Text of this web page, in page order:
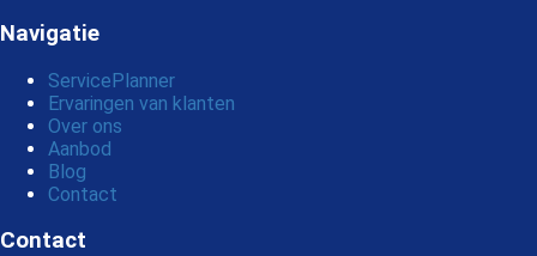
Navigatie
ServicePlanner
Ervaringen van klanten
Over ons
Aanbod
Blog
Contact
Contact